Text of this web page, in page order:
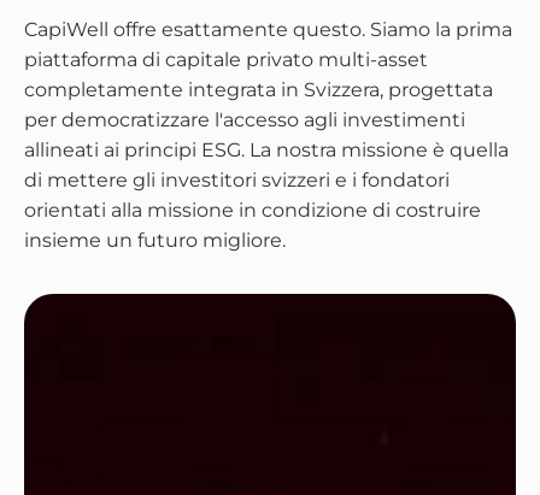
CapiWell offre esattamente questo. Siamo la prima
piattaforma di capitale privato multi-asset
completamente integrata in Svizzera, progettata
per democratizzare l'accesso agli investimenti
allineati ai principi ESG. La nostra missione è quella
di mettere gli investitori svizzeri e i fondatori
orientati alla missione in condizione di costruire
insieme un futuro migliore.